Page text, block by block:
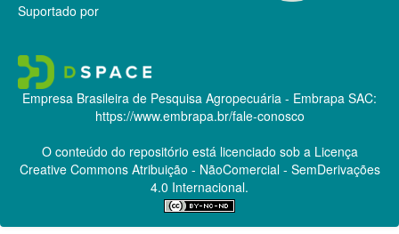
Suportado por
Empresa Brasileira de Pesquisa Agropecuária - Embrapa SAC:
https://www.embrapa.br/fale-conosco
O conteúdo do repositório está licenciado sob a Licença
Creative CommonsAtribuição - NãoComercial - SemDerivações
4.0 Internacional.